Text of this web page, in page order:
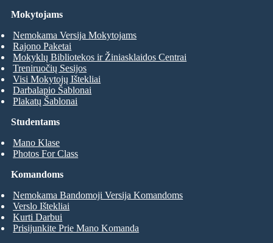
Studentams
Mano Klase
Photos For Class
Mokytojams
Nemokama Versija Mokytojams
Rajono Paketai
Mokyklų Bibliotekos ir Žiniasklaidos Centrai
Treniruočių Sesijos
Visi Mokytojų Ištekliai
Darbalapio Šablonai
Plakatų Šablonai
Komandoms
Nemokama Bandomoji Versija Komandoms
Verslo Ištekliai
Kurti Darbui
Prisijunkite Prie Mano Komanda